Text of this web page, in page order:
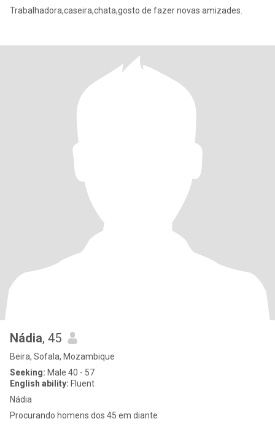
Trabalhadora,caseira,chata,gosto de fazer novas amizades.
Nádia, 45
Beira, Sofala, Mozambique
Seeking: Male 40 - 57
English ability: Fluent
Nádia
Procurando homens dos 45 em diante